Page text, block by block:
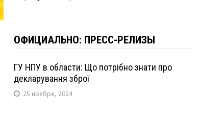
ОФИЦИАЛЬНО: ПРЕСС-РЕЛИЗЫ
ГУ НПУ в области: Що потрібно знати про
декларування зброї
25 ноября, 2024